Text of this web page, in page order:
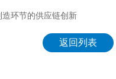
环节的供应链创新
返回列表